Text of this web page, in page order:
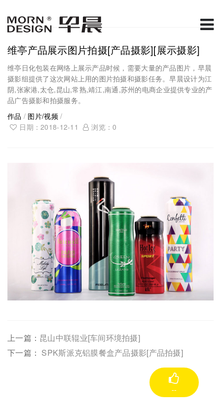
维亭产品展示图片拍摄[产品摄影][展示摄影]
维亭日化包装在网络上展示产品时候，需要大量的产品图片，早晨
摄影组提供了这次网站上用的图片拍摄和摄影任务。早晨设计为江
阴,张家港,太仓,昆山,常熟,靖江,南通,苏州的电商企业提供专业的产
品广告摄影和拍摄服务。
作品 / 图片/视频/
日期：2018-12-11
浏览：0
上一篇： 昆山中联辊业[车间环境拍摄]
下一篇： SPK斯派克铝膜餐盒产品摄影[产品拍摄]
--